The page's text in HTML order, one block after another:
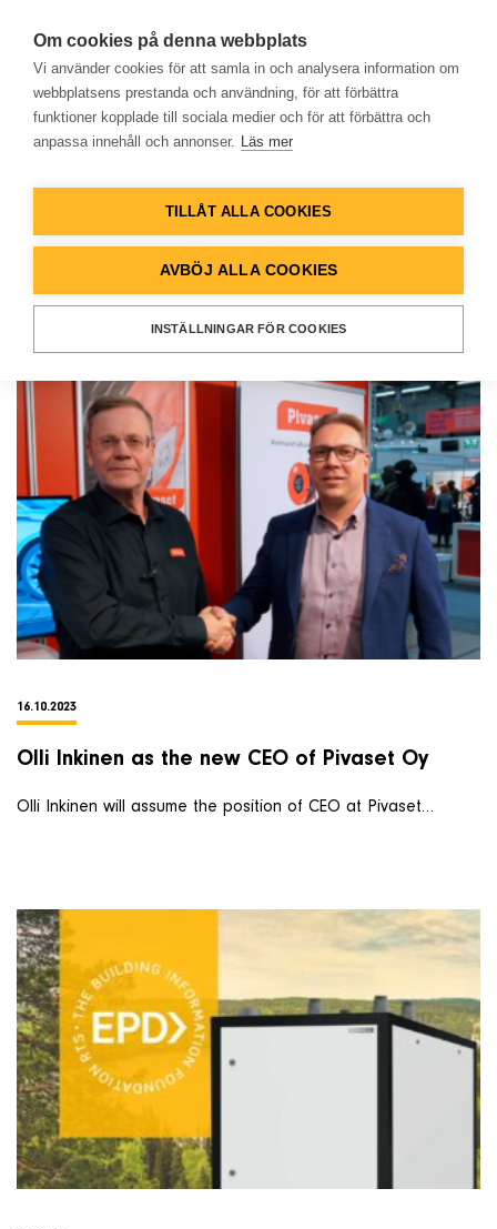
Hem
Lösningar
Databank
Om företaget
Kontakt & Support
Telefon
Nyheter
NYHETER
16.10.2023
Olli Inkinen as the new CEO of Pivaset Oy
Olli Inkinen will assume the position of CEO at Pivaset…
Om cookies på denna webbplats
Vi använder cookies för att samla in och analysera information om
webbplatsens prestanda och användning, för att förbättra
funktioner kopplade till sociala medier och för att förbättra och
anpassa innehåll och annonser. Läs mer
TILLÅT ALLA COOKIES
AVBÖJ ALLA COOKIES
INSTÄLLNINGAR FÖR COOKIES